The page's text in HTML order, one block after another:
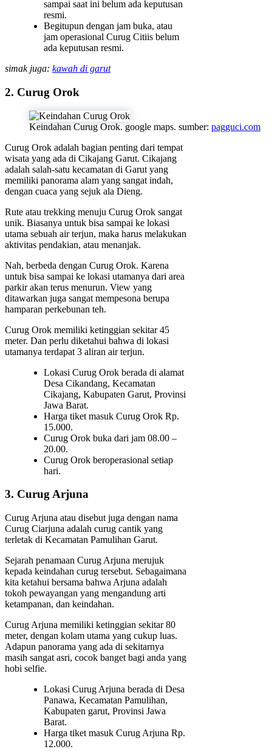
sampai saat ini belum ada keputusan
resmi.
Begitupun dengan jam buka, atau
jam operasional Curug Citiis belum
ada keputusan resmi.
simak juga: kawah di garut
2. Curug Orok
Keindahan Curug Orok. google maps. sumber: pagguci.com
Curug Orok adalah bagian penting dari tempat
wisata yang ada di Cikajang Garut. Cikajang
adalah salah-satu kecamatan di Garut yang
memiliki panorama alam yang sangat indah,
dengan cuaca yang sejuk ala Dieng.
Rute atau trekking menuju Curug Orok sangat
unik. Biasanya untuk bisa sampai ke lokasi
utama sebuah air terjun, maka harus melakukan
aktivitas pendakian, atau menanjak.
Nah, berbeda dengan Curug Orok. Karena
untuk bisa sampai ke lokasi utamanya dari area
parkir akan terus menurun. View yang
ditawarkan juga sangat mempesona berupa
hamparan perkebunan teh.
Curug Orok memiliki ketinggian sekitar 45
meter. Dan perlu diketahui bahwa di lokasi
utamanya terdapat 3 aliran air terjun.
Lokasi Curug Orok berada di alamat
Desa Cikandang, Kecamatan
Cikajang, Kabupaten Garut, Provinsi
Jawa Barat.
Harga tiket masuk Curug Orok Rp.
15.000.
Curug Orok buka dari jam 08.00 –
20.00.
Curug Orok beroperasional setiap
hari.
3. Curug Arjuna
Curug Arjuna atau disebut juga dengan nama
Curug Ciarjuna adalah curug cantik yang
terletak di Kecamatan Pamulihan Garut.
Sejarah penamaan Curug Arjuna merujuk
kepada keindahan curug tersebut. Sebagaimana
kita ketahui bersama bahwa Arjuna adalah
tokoh pewayangan yang mengandung arti
ketampanan, dan keindahan.
Curug Arjuna memiliki ketinggian sekitar 80
meter, dengan kolam utama yang cukup luas.
Adapun panorama yang ada di sekitarnya
masih sangat asri, cocok banget bagi anda yang
hobi selfie.
Lokasi Curug Arjuna berada di Desa
Panawa, Kecamatan Pamulihan,
Kabupaten garut, Provinsi Jawa
Barat.
Harga tiket masuk Curug Arjuna Rp.
12.000.